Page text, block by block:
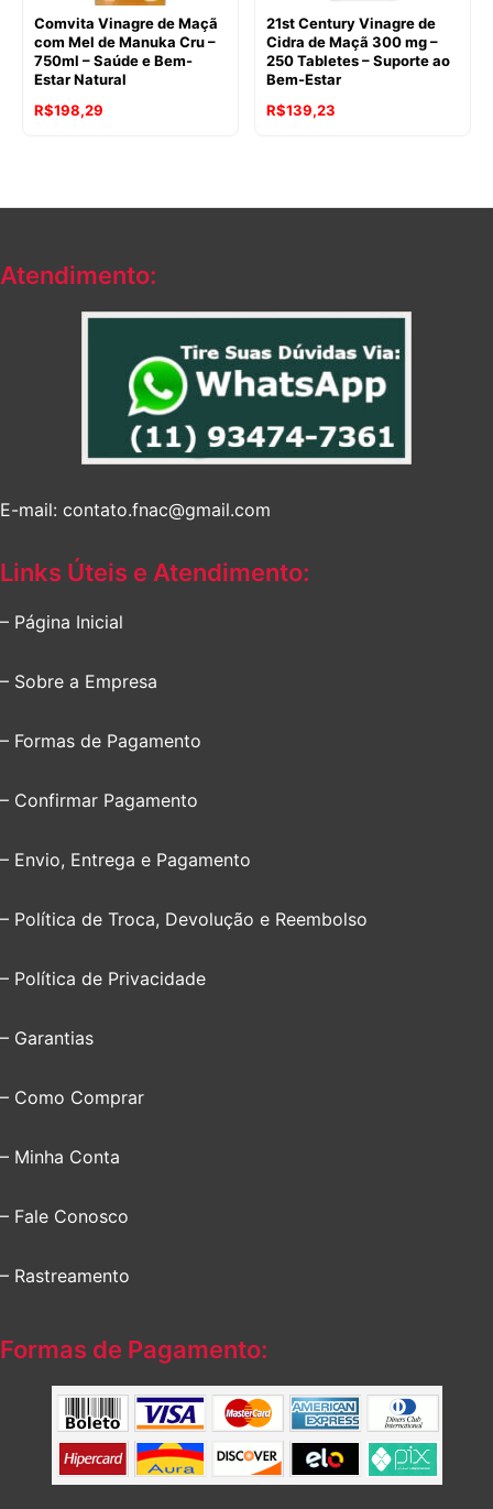
Comvita Vinagre de Maçã
com Mel de Manuka Cru –
750ml – Saúde e Bem-
Estar Natural
R$198,29
21st Century Vinagre de
Cidra de Maçã 300 mg –
250 Tabletes – Suporte ao
Bem-Estar
R$139,23
Atendimento:
E-mail: contato.fnac@gmail.com
Links Úteis e Atendimento:
– Página Inicial
– Sobre a Empresa
– Formas de Pagamento
– Confirmar Pagamento
– Envio, Entrega e Pagamento
– Política de Troca, Devolução e Reembolso
– Política de Privacidade
– Garantias
– Como Comprar
– Minha Conta
– Fale Conosco
– Rastreamento
Formas de Pagamento: